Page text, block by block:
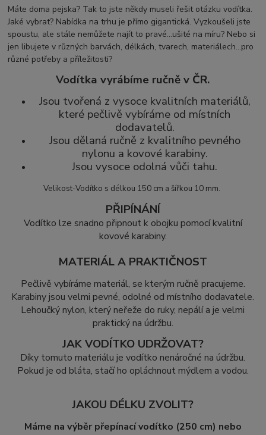
Máte doma pejska? Tak to jste někdy museli řešit otázku vodítka.
Jaké vybrat? Nabídka na trhu je přímo gigantická. Vyzkoušeli jste
spoustu, ale stále nemůžete najít to pravé...ušité na míru? Nebo si
jen libujete v různých barvách, délkách, tvarech, materiálech...pro
různé potřeby a příležitosti?
Vodítka vyrábíme ručně v ČR.
Jsou tvořená z vysoce kvalitních materiálů,
které pečlivě vybíráme od místních
dodavatelů.
Jsou dělaná ručně z kvalitního pevného
nylonu a kovové karabiny.
Jsou vysoce odolná vůči tahu.
Velikost-Vodítko s délkou 150 cm a šířkou 10 mm.
PŘIPÍNÁNÍ
Vodítko lze snadno připnout k obojku pomocí kvalitní
kovové karabiny.
MATERIÁL A PRAKTIČNOST
Pečlivě vybíráme materiál, se kterým ručně pracujeme.
Karabiny jsou velmi pevné, odolné od místního dodavatele.
Lehoučký nylon, který neřeže do ruky, nepálí a je velmi
praktický na údržbu.
JAK VODÍTKO UDRŽOVAT?
Díky tomuto materiálu je vodítko nenáročné na údržbu.
Pokud je od bláta, stačí ho opláchnout mýdlem a vodou.
JAKOU DÉLKU ZVOLIT?
Máme na výběr přepínací vodítko (250 cm) nebo